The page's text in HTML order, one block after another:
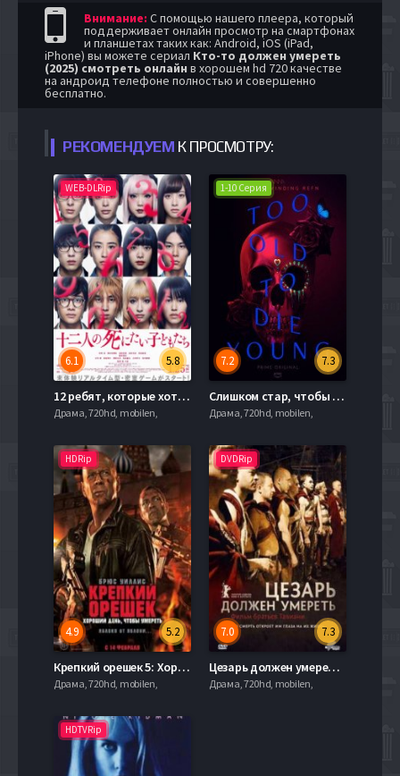
Внимание: С помощью нашего плеера, который
поддерживает онлайн просмотр на смартфонах
и планшетах таких как: Android, iOS (iPad,
iPhone) вы можете сериал Кто-то должен умереть
(2025) смотреть онлайн в хорошем hd 720 качестве
на андроид телефоне полностью и совершенно
бесплатно.
РЕКОМЕНДУЕМ К ПРОСМОТРУ:
WEB-DLRip
5.8
6.1
12 ребят, которые хотят умереть (2019)
Драма, 720hd, mobilen,
1-10 Серия
7.3
7.2
Слишком стар, чтобы умереть молодым (2019)
Драма, 720hd, mobilen,
HDRip
5.2
4.9
Крепкий орешек 5: Хороший день, чтобы умереть (2013)
Драма, 720hd, mobilen,
DVDRip
7.3
7.0
Цезарь должен умереть (2012)
Драма, 720hd, mobilen,
HDTVRip